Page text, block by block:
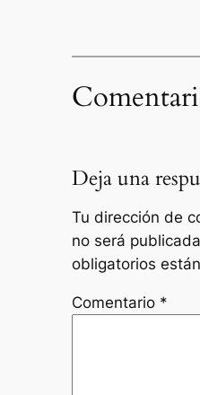
Deja una
Tu dirección de
no será
obligatorios
Comentario *